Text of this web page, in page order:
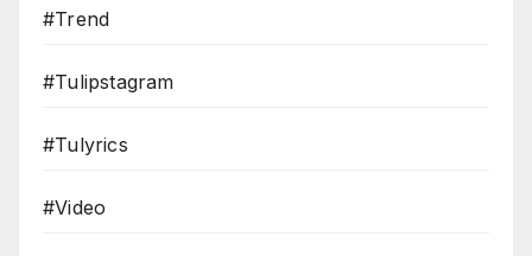
#Trend
#Tulipstagram
#Tulyrics
#Video